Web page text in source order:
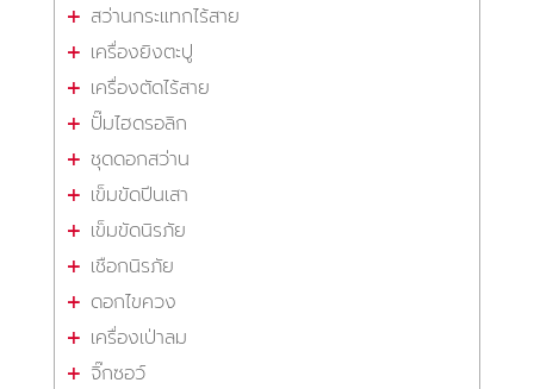
สว่านกระแทกไร้สาย
เครื่องยิงตะปู
เครื่องตัดไร้สาย
ปั๊มไฮดรอลิก
ชุดดอกสว่าน
เข็มขัดปีนเสา
เข็มขัดนิรภัย
เชือกนิรภัย
ดอกไขควง
เครื่องเป่าลม
จิ๊กซอว์